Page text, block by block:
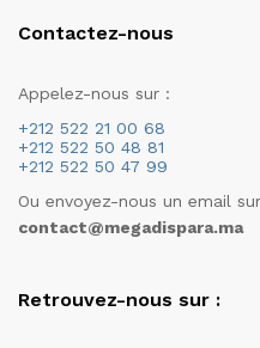
Contactez-nous
Appelez-nous sur :
+212 522 21 00 68
+212 522 50 48 81
+212 522 50 47 99
Ou envoyez-nous un email
contact@megadispara.ma
Retrouvez-nous sur :